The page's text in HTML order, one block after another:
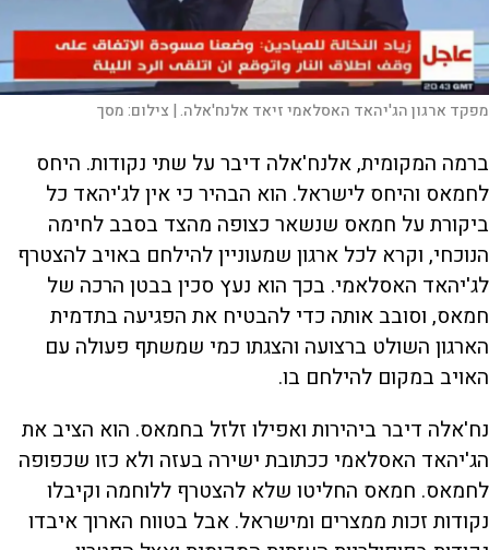
מפקד ארגון הג'יהאד האסלאמי זיאד אלנח'אלה. | צילום:מסך
ברמה המקומית, אלנח'אלה דיבר על שתי נקודות. היחס
לחמאס והיחס לישראל. הוא הבהיר כי אין לג'יהאד כל
ביקורת על חמאס שנשאר כצופה מהצד בסבב לחימה
הנוכחי, וקרא לכל ארגון שמעוניין להילחם באויב להצטרף
לג'יהאד האסלאמי. בכך הוא נעץ סכין בבטן הרכה של
חמאס, וסובב אותה כדי להבטיח את הפגיעה בתדמית
הארגון השולט ברצועה והצגתו כמי שמשתף פעולה עם
האויב במקום להילחם בו.
נח'אלה דיבר ביהירות ואפילו זלזל בחמאס. הוא הציב את
הג'יהאד האסלאמי ככתובת ישירה בעזה ולא כזו שכפופה
לחמאס. חמאס החליטו שלא להצטרף ללוחמה וקיבלו
נקודות זכות ממצרים ומישראל. אבל בטווח הארוך איבדו